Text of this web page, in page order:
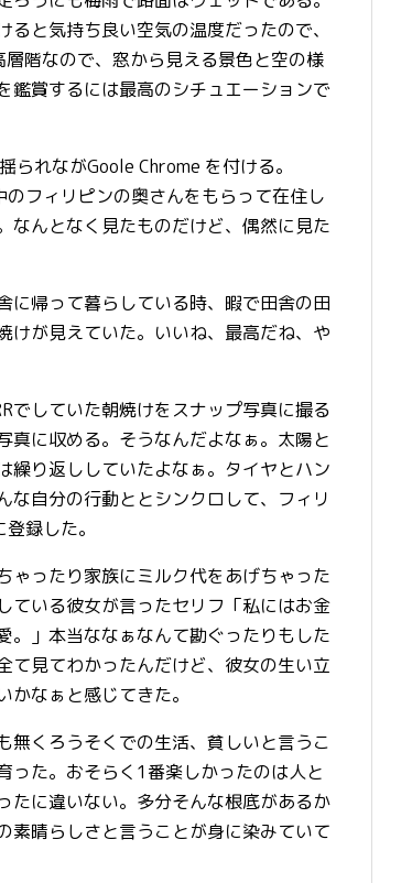
と気持ち良い空気の温度だったので、
階なので、窓から見える景色と空の様
鑑賞するには最高のシチュエーションで
れながGoole Chrome を付ける。
フィリピンの奥さんをもらって在住し
なんとなく見たものだけど、偶然に見た
帰って暮らしている時、暇で田舎の田
けが見えていた。いいね、最高だね、や
でしていた朝焼けをスナップ写真に撮る
真に収める。そうなんだよなぁ。太陽と
繰り返ししていたよなぁ。タイヤとハン
な自分の行動ととシンクロして、フィリ
録した。
ったり家族にミルク代をあげちゃった
ている彼女が言ったセリフ「私にはお金
。」本当ななぁなんて勘ぐったりもした
て見てわかったんだけど、彼女の生い立
かなぁと感じてきた。
くろうそくでの生活、貧しいと言うこ
った。おそらく1番楽しかったのは人と
たに違いない。多分そんな根底があるか
素晴らしさと言うことが身に染みていて